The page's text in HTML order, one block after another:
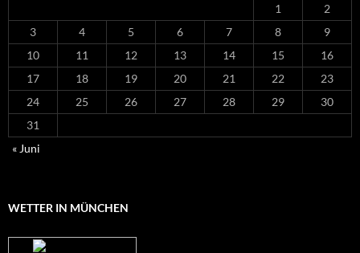
1
2
3
4 5 6 7 8
9
10
11 12 13 14 15
16
17
18 19 20 21 22
23
24
25 26 27 28 29
30
31
« Juni
WETTER IN MÜNCHEN